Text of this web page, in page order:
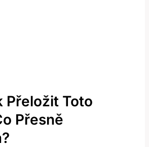
Přeložit Toto
Přesně